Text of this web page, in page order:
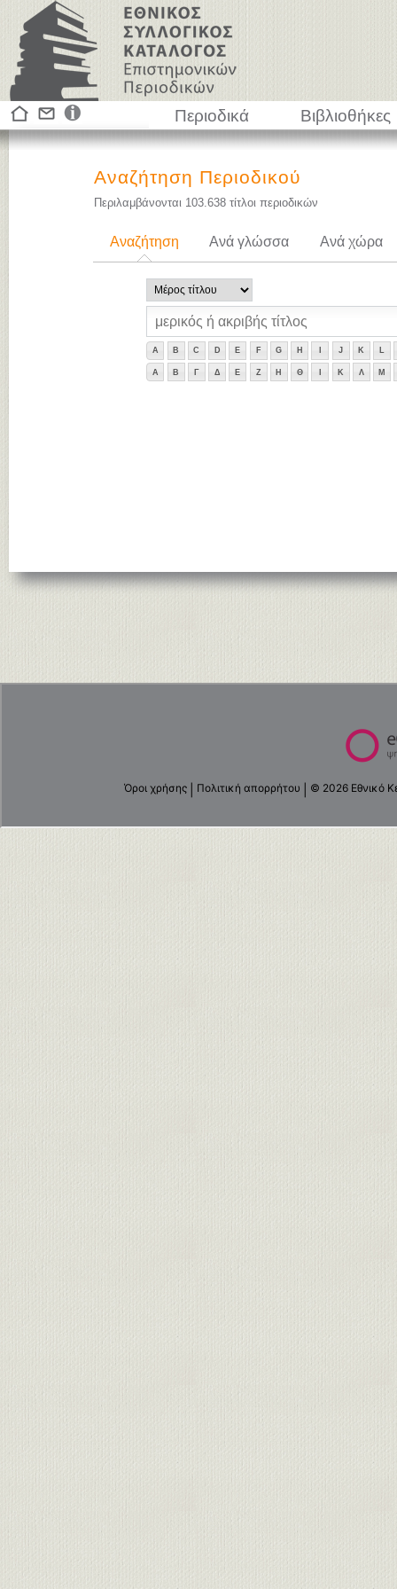
Περιοδικά Βιβλιοθήκες
Αναζήτηση Περιοδικού
Περιλαμβάνονται 103.638 τίτλοι περιοδικών
Αναζήτηση Ανά γλώσσα Ανά χώρα
A B C D E F G H J K L
Α Β Γ Δ Ε Ζ Η Θ Κ Λ Μ